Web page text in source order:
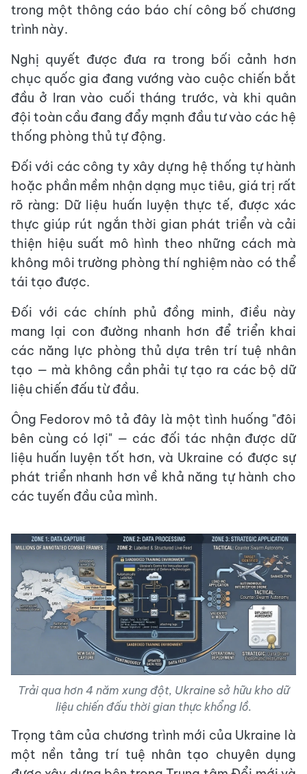
trong một thông cáo báo chí công bố chương
trình này.
Nghị quyết được đưa ra trong bối cảnh hơn
chục quốc gia đang vướng vào cuộc chiến bắt
đầu ở Iran vào cuối tháng trước, và khi quân
đội toàn cầu đang đẩy mạnh đầu tư vào các hệ
thống phòng thủ tự động.
Đối với các công ty xây dựng hệ thống tự hành
hoặc phần mềm nhận dạng mục tiêu, giá trị rất
rõ ràng: Dữ liệu huấn luyện thực tế, được xác
thực giúp rút ngắn thời gian phát triển và cải
thiện hiệu suất mô hình theo những cách mà
không môi trường phòng thí nghiệm nào có thể
tái tạo được.
Đối với các chính phủ đồng minh, điều này
mang lại con đường nhanh hơn để triển khai
các năng lực phòng thủ dựa trên trí tuệ nhân
tạo — mà không cần phải tự tạo ra các bộ dữ
liệu chiến đấu từ đầu.
Ông Fedorov mô tả đây là một tình huống "đôi
bên cùng có lợi" — các đối tác nhận được dữ
liệu huấn luyện tốt hơn, và Ukraine có được sự
phát triển nhanh hơn về khả năng tự hành cho
các tuyến đầu của mình.
Trải qua hơn 4 năm xung đột, Ukraine sở hữu kho dữ
liệu chiến đấu thời gian thực khổng lồ.
Trọng tâm của chương trình mới của Ukraine là
một nền tảng trí tuệ nhân tạo chuyên dụng